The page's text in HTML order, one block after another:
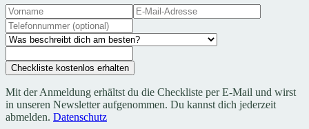
Checkliste kostenlos erhalten
Mit der Anmeldung erhältst du die Checkliste per E-Mail und wirst
in unseren Newsletter aufgenommen. Du kannst dich jederzeit
abmelden. Datenschutz